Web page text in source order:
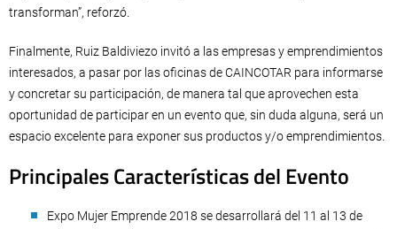
transforman”, reforzó.
Finalmente, Ruiz Baldiviezo invitó a las empresas y emprendimientos
interesados, a pasar por las oficinas de CAINCOTAR para informarse
y concretar su participación, de manera tal que aprovechen esta
oportunidad de participar en un evento que, sin duda alguna, será un
espacio excelente para exponer sus productos y/o emprendimientos.
Principales Características del Evento
Expo Mujer Emprende 2018 se desarrollará del 11 al 13 de